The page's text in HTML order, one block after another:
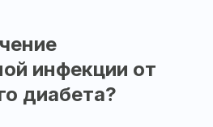
инфекции от
диабета?